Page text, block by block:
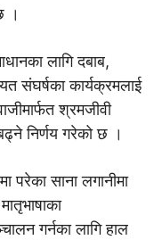
।
लागि दबाब,
संघर्षका कार्यक्रमलाई
श्रमजीवी
निर्णय गरेको छ ।
परेका साना लगानीमा
गर्नका लागि हाल